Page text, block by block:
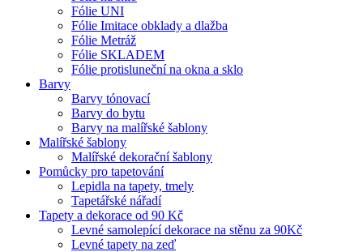
Fólie UNI
Fólie Imitace obklady a dlažba
Fólie Metráž
Fólie SKLADEM
Fólie protisluneční na okna a sklo
Barvy
Barvy tónovací
Barvy do bytu
Barvy na malířské šablony
Malířské šablony
Malířské dekorační šablony
Pomůcky pro tapetování
Lepidla na tapety, tmely
Tapetářské nářadí
Tapety a dekorace od 90 Kč
Levné samolepící dekorace na stěnu za 90Kč
Levné tapety na zeď